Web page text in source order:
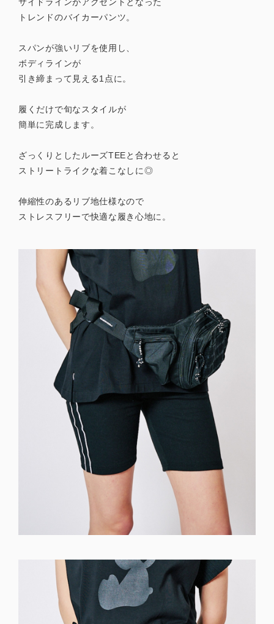
サイドラインがアクセントとなった
トレンドのバイカーパンツ。
スパンが強いリブを使用し、
ボディラインが
引き締まって見える1点に。
履くだけで旬なスタイルが
簡単に完成します。
ざっくりとしたルーズTEEと合わせると
ストリートライクな着こなしに◎
伸縮性のあるリブ地仕様なので
ストレスフリーで快適な履き心地に。